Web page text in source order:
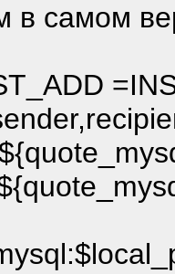
в самом